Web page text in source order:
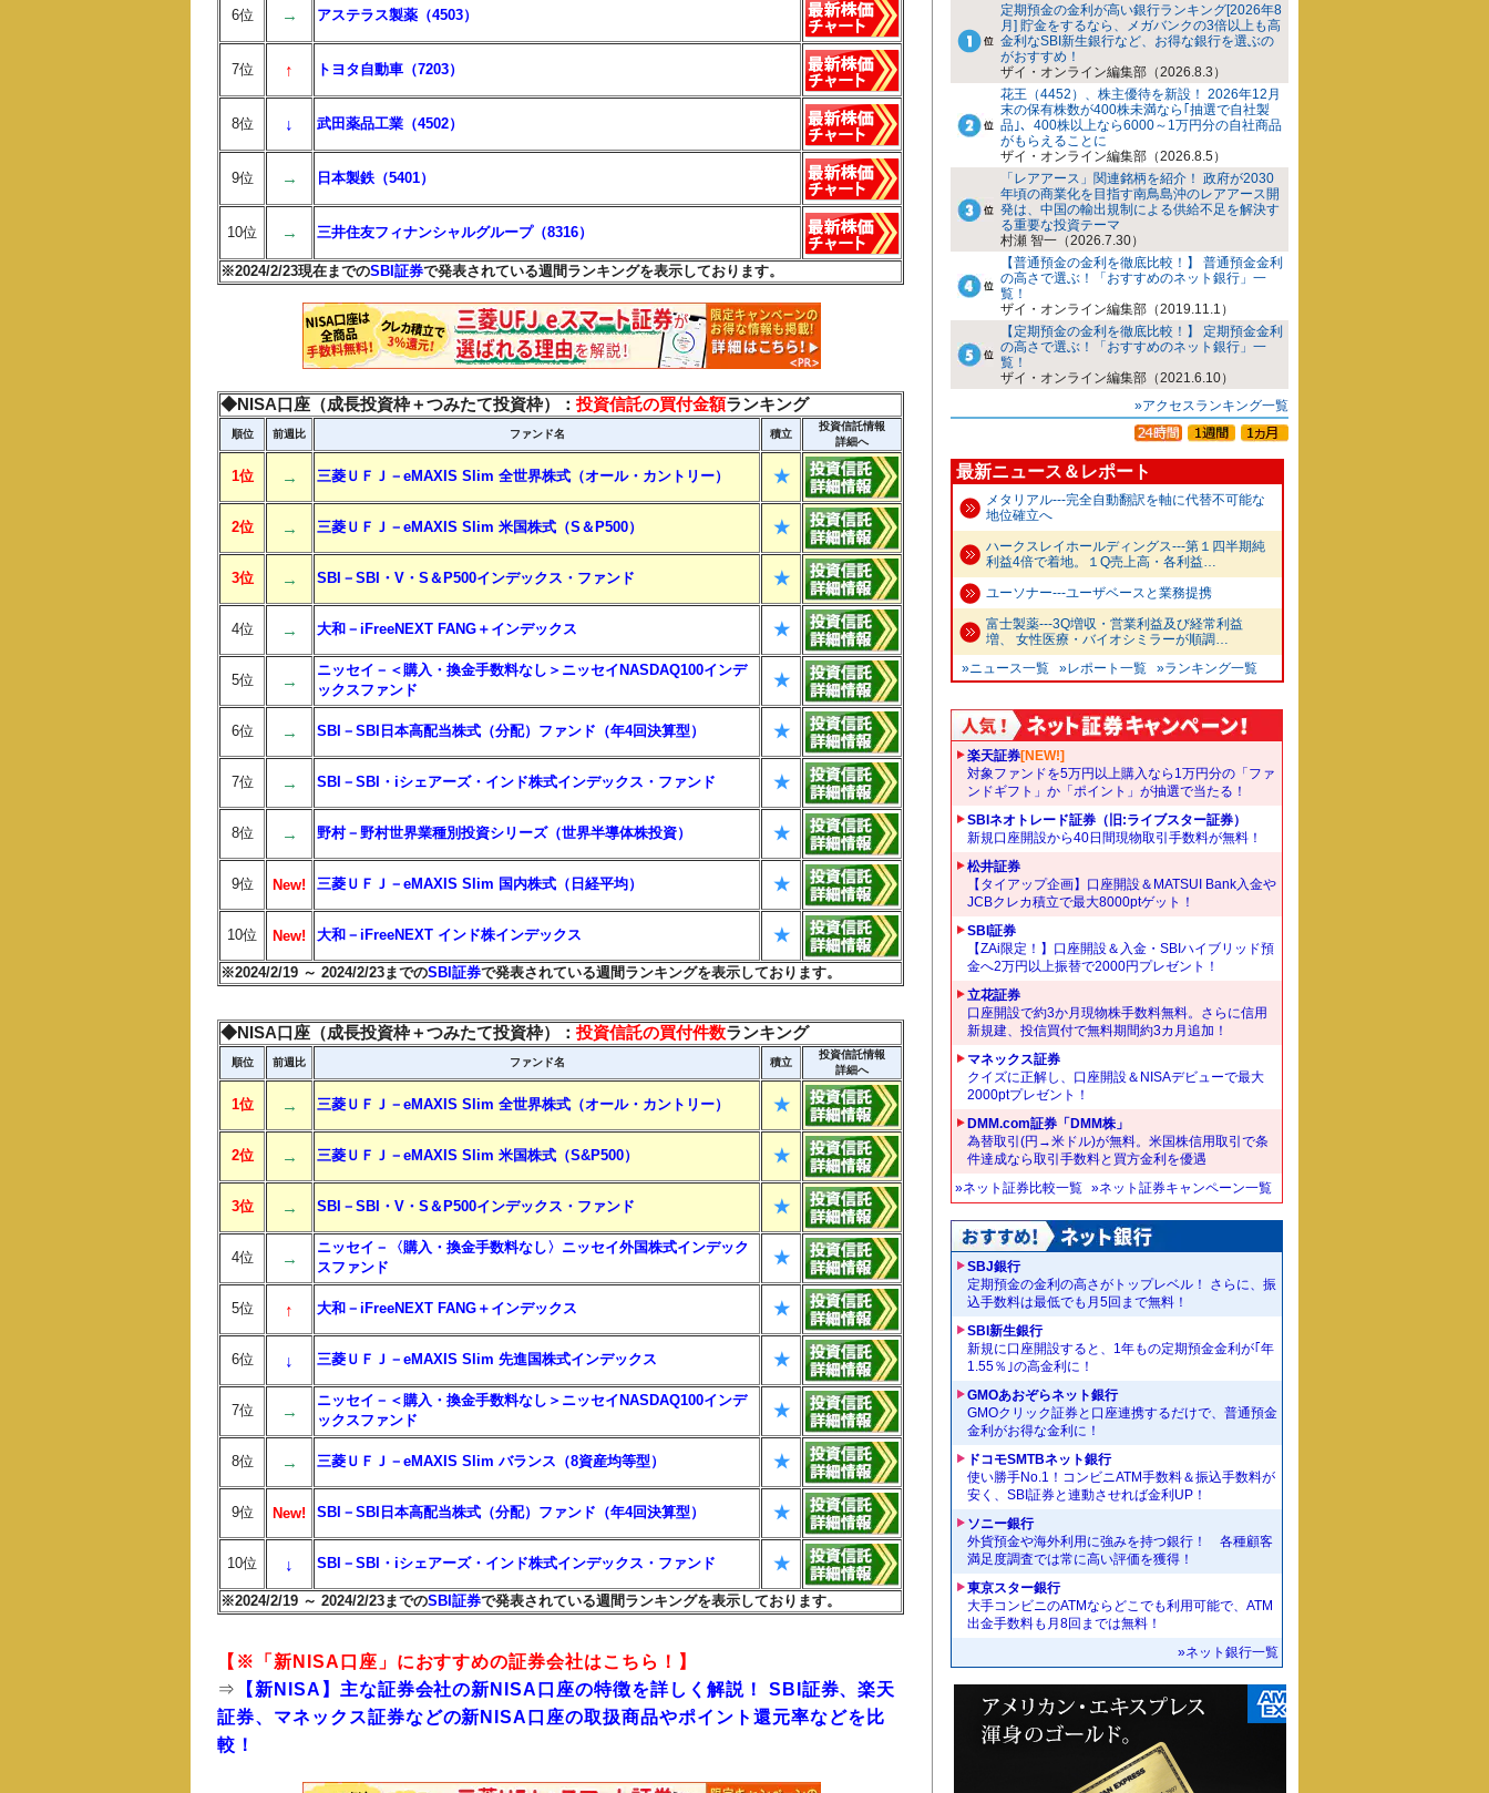
6位 → アステラス製薬（4503）
7位 ↑ トヨタ自動車（7203）
8位 ↓ 武田薬品工業（4502）
9位 → 日本製鉄（5401）
10位 → 三井住友フィナンシャルグループ（8316）
※2024/2/23現在までのSBI証券で発表されている週間ランキングを表示しております。
◆NISA口座（成長投資枠＋つみたて投資枠）： 投資信託の買付金額ランキング
順位 前週比 ファンド名 積立
投資信託情報
詳細へ
1位 → 三菱ＵＦＪ－eMAXIS Slim 全世界株式（オール・カントリー） ★
2位 → 三菱ＵＦＪ－eMAXIS Slim 米国株式（S＆P500） ★
3位 → SBI－SBI・V・S＆P500インデックス・ファンド ★
4位 → 大和－iFreeNEXT FANG＋インデックス ★
5位 →
ニッセイ－＜購入・換金手数料なし＞ニッセイNASDAQ100インデ
ックスファンド
★
6位 → SBI－SBI日本高配当株式（分配）ファンド（年4回決算型） ★
7位 → SBI－SBI・iシェアーズ・インド株式インデックス・ファンド ★
8位 → 野村－野村世界業種別投資シリーズ（世界半導体株投資） ★
9位 New! 三菱ＵＦＪ－eMAXIS Slim 国内株式（日経平均） ★
10位 New! 大和－iFreeNEXT インド株インデックス ★
※2024/2/19 ～ 2024/2/23までのSBI証券で発表されている週間ランキングを表示しております。
◆NISA口座（成長投資枠＋つみたて投資枠）： 投資信託の買付件数ランキング
順位 前週比 ファンド名 積立
投資信託情報
詳細へ
1位 → 三菱ＵＦＪ－eMAXIS Slim 全世界株式（オール・カントリー） ★
2位 → 三菱ＵＦＪ－eMAXIS Slim 米国株式（S&P500） ★
3位 → SBI－SBI・V・S＆P500インデックス・ファンド ★
4位 →
ニッセイ－〈購入・換金手数料なし〉ニッセイ外国株式インデック
スファンド
★
5位 ↑ 大和－iFreeNEXT FANG＋インデックス ★
6位 ↓ 三菱ＵＦＪ－eMAXIS Slim 先進国株式インデックス ★
7位 →
ニッセイ－＜購入・換金手数料なし＞ニッセイNASDAQ100インデ
ックスファンド
★
8位 → 三菱ＵＦＪ－eMAXIS Slim バランス（8資産均等型） ★
9位 New! SBI－SBI日本高配当株式（分配）ファンド（年4回決算型） ★
10位 ↓ SBI－SBI・iシェアーズ・インド株式インデックス・ファンド ★
※2024/2/19 ～ 2024/2/23までのSBI証券で発表されている週間ランキングを表示しております。
【※「新NISA口座」におすすめの証券会社はこちら！】
⇒
【新NISA】主な証券会社の新NISA口座の特徴を詳しく解説！ SBI証券、楽天
証券、マネックス証券などの新NISA口座の取扱商品やポイント還元率などを比
較！
定期預金の金利が高い銀行ランキング[2026年8
月] 貯金をするなら、メガバンクの3倍以上も高
金利なSBI新生銀行など、お得な銀行を選ぶの
がおすすめ！
ザイ・オンライン編集部（2026.8.3）
花王（4452）、株主優待を新設！ 2026年12月
末の保有株数が400株未満なら｢抽選で自社製
品｣、400株以上なら6000～1万円分の自社商品
がもらえることに
ザイ・オンライン編集部（2026.8.5）
「レアアース」関連銘柄を紹介！ 政府が2030
年頃の商業化を目指す南鳥島沖のレアアース開
発は、中国の輸出規制による供給不足を解決す
る重要な投資テーマ
村瀬 智一（2026.7.30）
【普通預金の金利を徹底比較！】 普通預金金利
の高さで選ぶ！「おすすめのネット銀行」一
覧！
ザイ・オンライン編集部（2019.11.1）
【定期預金の金利を徹底比較！】 定期預金金利
の高さで選ぶ！「おすすめのネット銀行」一
覧！
ザイ・オンライン編集部（2021.6.10）
»アクセスランキング一覧
最新ニュース＆レポート
メタリアル---完全自動翻訳を軸に代替不可能な
地位確立へ
ハークスレイホールディングス---第１四半期純
利益4倍で着地。１Q売上高・各利益…
ユーソナー---ユーザベースと業務提携
富士製薬---3Q増収・営業利益及び経常利益
増、 女性医療・バイオシミラーが順調…
»ニュース一覧
»レポート一覧 »ランキング一覧
楽天証券[NEW!]
対象ファンドを5万円以上購入なら1万円分の「ファ
ンドギフト」か「ポイント」が抽選で当たる！
SBIネオトレード証券（旧:ライブスター証券）
新規口座開設から40日間現物取引手数料が無料！
松井証券
【タイアップ企画】口座開設＆MATSUI Bank入金や
JCBクレカ積立で最大8000ptゲット！
SBI証券
【ZAi限定！】口座開設＆入金・SBIハイブリッド預
金へ2万円以上振替で2000円プレゼント！
立花証券
口座開設で約3か月現物株手数料無料。さらに信用
新規建、投信買付で無料期間約3カ月追加！
マネックス証券
クイズに正解し、口座開設＆NISAデビューで最大
2000ptプレゼント！
DMM.com証券「DMM株」
為替取引(円→米ドル)が無料。米国株信用取引で条
件達成なら取引手数料と買方金利を優遇
»ネット証券比較一覧 »ネット証券キャンペーン一覧
SBJ銀行
定期預金の金利の高さがトップレベル！ さらに、振
込手数料は最低でも月5回まで無料！
SBI新生銀行
新規に口座開設すると、1年もの定期預金金利が｢年
1.55％｣の高金利に！
GMOあおぞらネット銀行
GMOクリック証券と口座連携するだけで、普通預金
金利がお得な金利に！
ドコモSMTBネット銀行
使い勝手No.1！コンビニATM手数料＆振込手数料が
安く、SBI証券と連動させれば金利UP！
ソニー銀行
外貨預金や海外利用に強みを持つ銀行！ 各種顧客
満足度調査では常に高い評価を獲得！
東京スター銀行
大手コンビニのATMならどこでも利用可能で、ATM
出金手数料も月8回までは無料！
»ネット銀行一覧